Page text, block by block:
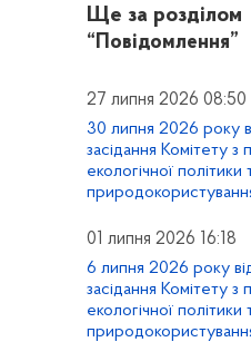
Ще за розділом
“Повідомлення”
27 липня 2026 08:50
30 липня 2026 року
засідання Комітету з
екологічної політики
01 липня 2026 16:18
6 липня 2026 року
засідання Комітету з
екологічної політики